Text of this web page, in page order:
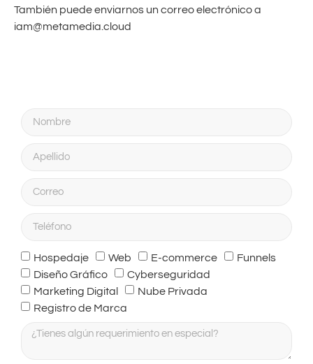
También puede enviarnos un correo electrónico a
iam@metamedia.cloud
Hospedaje Web E-commerce
Funnels
Diseño Gráfico
Cyberseguridad
Marketing Digital
Nube Privada
Registro de Marca